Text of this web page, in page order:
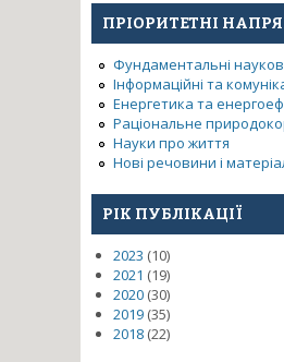
ПРІОРИТЕТНІ
Фундаментальні
Інформаційні та
Енергетика та
Раціональне
Науки про життя
Нові речовини і
РІК ПУБЛІКАЦІЇ
2023 (10)
2021 (19)
2020 (30)
2019 (35)
2018 (22)